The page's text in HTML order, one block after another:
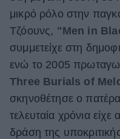
μικρό ρόλο στην
Τζόουνς, "Men in
συμμετείχε στη
ενώ το 2005
Three Burials of
σκηνοθέτησε ο
τελευταία χρόνια
δράση της